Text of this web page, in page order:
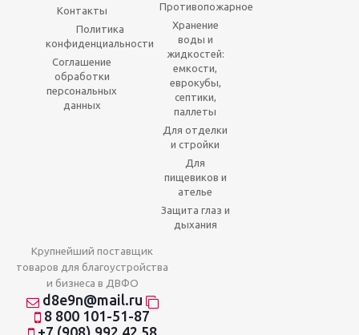
Контакты
Политика
конфиденциальности
Соглашение
обработки
персональных
данных
Противопожарное
Хранение
воды и
жидкостей:
емкости,
еврокубы,
септики,
паллеты
Для отделки
и стройки
Для
пищевиков и
ателье
Защита глаз и
дыхания
Крупнейший поставщик
товаров для благоустройства
и бизнеса в ДВФО
d8e9n@mail.ru
8 800 101-51-87